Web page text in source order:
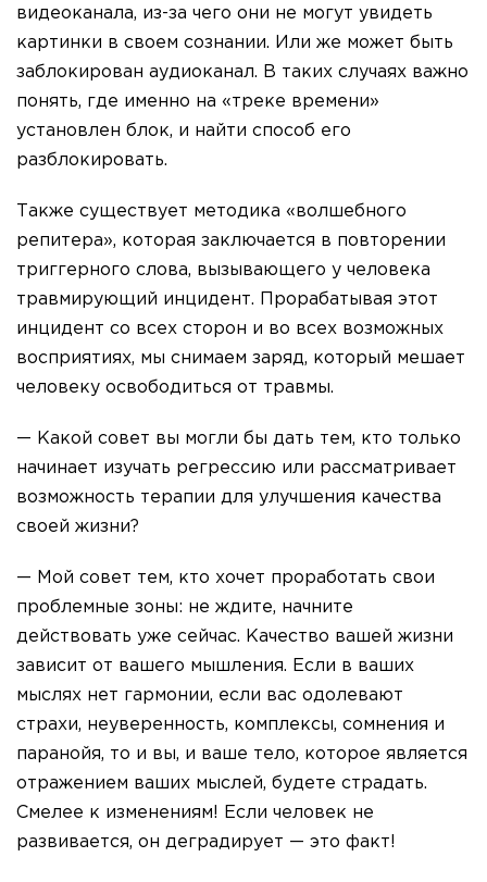
видеоканала, из-за чего они не могут увидеть
картинки в своем сознании. Или же может быть
заблокирован аудиоканал. В таких случаях важно
понять, где именно на «треке времени»
установлен блок, и найти способ его
разблокировать.
Также существует методика «волшебного
репитера», которая заключается в повторении
триггерного слова, вызывающего у человека
травмирующий инцидент. Прорабатывая этот
инцидент со всех сторон и во всех возможных
восприятиях, мы снимаем заряд, который мешает
человеку освободиться от травмы.
— Какой совет вы могли бы дать тем, кто только
начинает изучать регрессию или рассматривает
возможность терапии для улучшения качества
своей жизни?
— Мой совет тем, кто хочет проработать свои
проблемные зоны: не ждите, начните
действовать уже сейчас. Качество вашей жизни
зависит от вашего мышления. Если в ваших
мыслях нет гармонии, если вас одолевают
страхи, неуверенность, комплексы, сомнения и
паранойя, то и вы, и ваше тело, которое является
отражением ваших мыслей, будете страдать.
Смелее к изменениям! Если человек не
развивается, он деградирует — это факт!